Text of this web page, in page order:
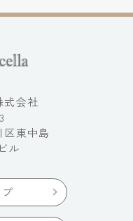
式会社
区東中島
ル